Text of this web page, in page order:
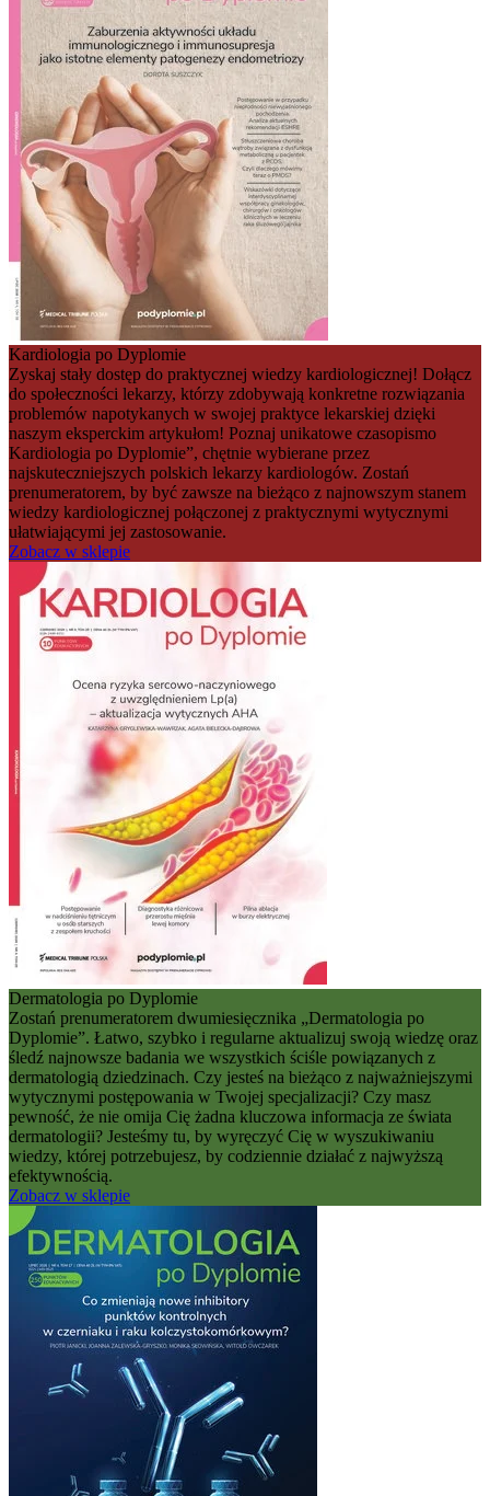
Kardiologia po Dyplomie
Zyskaj stały dostęp do praktycznej wiedzy kardiologicznej! Dołącz
do społeczności lekarzy, którzy zdobywają konkretne rozwiązania
problemów napotykanych w swojej praktyce lekarskiej dzięki
naszym eksperckim artykułom! Poznaj unikatowe czasopismo
Kardiologia po Dyplomie”, chętnie wybierane przez
najskuteczniejszych polskich lekarzy kardiologów. Zostań
prenumeratorem, by być zawsze na bieżąco z najnowszym stanem
wiedzy kardiologicznej połączonej z praktycznymi wytycznymi
ułatwiającymi jej zastosowanie.
Zobacz w sklepie
Dermatologia po Dyplomie
Zostań prenumeratorem dwumiesięcznika „Dermatologia po
Dyplomie”. Łatwo, szybko i regularne aktualizuj swoją wiedzę oraz
śledź najnowsze badania we wszystkich ściśle powiązanych z
dermatologią dziedzinach. Czy jesteś na bieżąco z najważniejszymi
wytycznymi postępowania w Twojej specjalizacji? Czy masz
pewność, że nie omija Cię żadna kluczowa informacja ze świata
dermatologii? Jesteśmy tu, by wyręczyć Cię w wyszukiwaniu
wiedzy, której potrzebujesz, by codziennie działać z najwyższą
efektywnością.
Zobacz w sklepie